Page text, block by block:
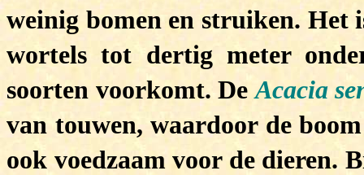
weinig bomen en struiken. Het
wortels tot dertig meter
soorten voorkomt. DeAcacia
van touwen, waardoor de
ook voedzaam voor de dieren.